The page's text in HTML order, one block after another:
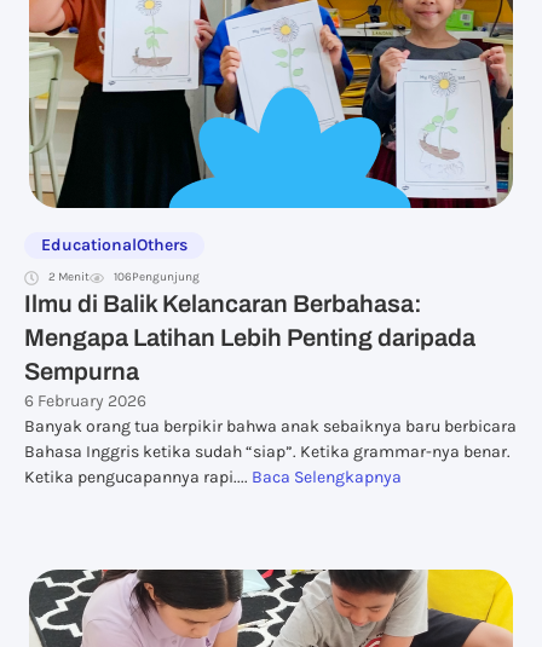
EducationalOthers
2 Menit 106Pengunjung
Ilmu di Balik Kelancaran Berbahasa:
Mengapa Latihan Lebih Penting daripada
Sempurna
6 February 2026
Banyak orang tua berpikir bahwa anak sebaiknya baru berbicara
Bahasa Inggris ketika sudah “siap”. Ketika grammar-nya benar.
Ketika pengucapannya rapi.... Baca Selengkapnya